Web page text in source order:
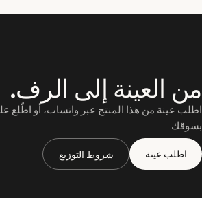
العينة إلى الرف.
عينة من هذا المنتج عبر واتساب، أو اطّلع
اطلب عينة شروط التوزيع